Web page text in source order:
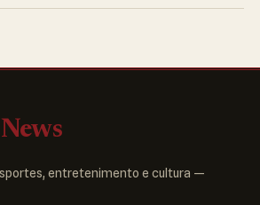
News
entretenimento e cultura —